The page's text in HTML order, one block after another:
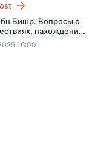
Бишр. Вопросы о
нахождении
тюремном
встречах с
16:00